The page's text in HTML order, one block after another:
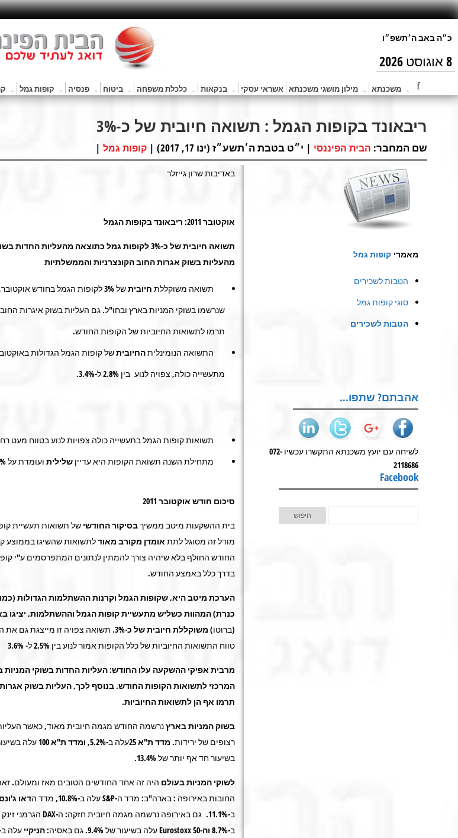
8 אוגוסט 2026
משכנתא מילון מושגי משכנתא אשראי עסקי בנקאות כלכלת משפחה ביטוח פנסיה קופות גמל
ריבאונד בקופות הגמל : תשואה חיובית של כ-3%
שם המחבר: הבית הפיננסי | י״ט בטבת ה׳תשע״ז (ינו 17, 2017) | קופות גמל |
באדיבות שרון גייזלר
אוקטובר 2011: ריבאונד בקופות הגמל
תשואה חיובית של כ-3% לקופות גמל כתוצאה מהעליות
מהעליות בשוק אגרות החוב הקונצרניות והממשלתיות
תשואה משוקללת חיובית
של 3% לקופות הגמל בחודש
שנרשמו בשוקי המניות בארץ ובחו"ל. גם העליות בשוק איגרות
תרמו לתשואות החיוביות של הקופות החודש.
התשואה הנומינליתהחיובית
מתעשייה כולה, צפויה לנוע בין 2.8% ל-3.4%.
תשואות קופות הגמל בתעשייה כולה צפויות לנוע בטווח מעט רחב יותר שבין
מתחילת השנה תשואת הקופות היא עדיין שלילית ועומדת על 2.9%-.
סיכום חודש אוקטובר 2011
בית ההשקעות מיטב ממשיךבסיקור החודשי של תשואות תעשיית
מודל זה מסוגל לתת אומדן מקורב מאודלתשואות שהשיגו בממוצע
החודש החולף בלא שיהיה צורך להמתין לנתונים המתפרסמים ע"י
בדרך כלל באמצע החודש.
הערכת מיטב היא, שקופות הגמל וקרנות ההשתלמותהגדולות
כנרת) המהוות כשליש מתעשיית קופות הגמל וההשתלמות, יציגו
(ברוטו) משוקללת חיובית של כ-3%.
תשואה צפויה זו מייצגת גם
טווח התשואות החיוביות של כלל הקופות אמור לנוע בין 2.5% ל- 3.6%
מרבית אפיקי ההשקעה עלו החודש: העליות החדות בשוקי המניות
המרכזי לתשואות הקופות החודש. בנוסף לכך, העליות בשוק
תרמו אף הן לתשואות החיוביות.
בשוק המניות בארץנרשמה החודש מגמה חיובית מאוד, כאשר
רצופים של ירידות. מדד ת"א25עלה ב-5.2% , ומדד ת"א 100 עלה בשיעור של
בשיעור חד אף יותר של 13.4%.
לשוקי המניות בעולם היה זה אחד החודשים הטובים מאז ומעולם.
החובות באירופה : בארה"ב: מדד ה-S&Pעלה ב-10.8%, מדד ה דאו
ב-11.1%. גם באירופה נרשמה מגמה חיובית חזקה: ה-
DAX הגרמני זינק ב-
ב-8.7%
וה-Eurostoxx 50 עלה בשיעור של 9.4%. גם באסיה: הניקיי עלה ב-
מאמרי קופות גמל
הטבות לשכירים
סוגי קופות גמל
הטבות לשכירים
אהבתם? שתפו…
לשיחה עם יועץ משכנתא התקשרו עכשיו 072-
2118686
Facebook